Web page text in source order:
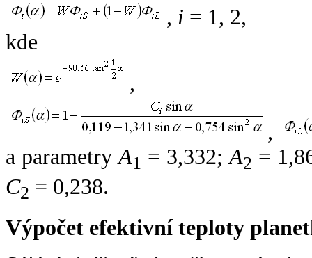
, i = 1, 2,
kde
,
,
a parametryA1 = 3,332;A2 =
C2 = 0,238.
Výpočet efektivní teploty